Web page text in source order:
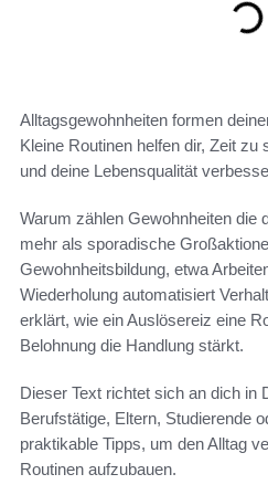
Alltagsgewohnheiten formen
Kleine Routinen helfen dir, Zeit
und deine Lebensqualität
Warum zählen Gewohnheiten die
mehr als sporadische
Gewohnheitsbildung, etwa
Wiederholung automatisiert
erklärt, wie ein Auslösereiz eine
Belohnung die Handlung stärkt.
Dieser Text richtet sich an dich
Berufstätige, Eltern, Studierende
praktikable Tipps, um den Alltag
Routinen aufzubauen.